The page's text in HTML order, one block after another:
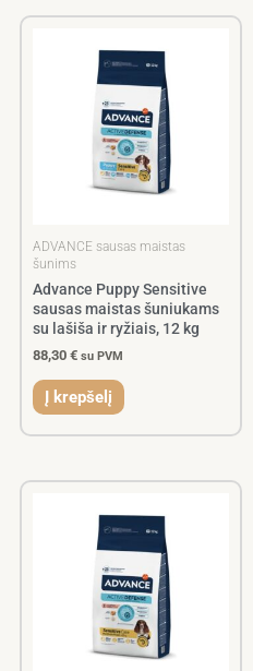
ADVANCE sausas maistas
šunims
Advance Puppy Sensitive
sausas maistas šuniukams
su lašiša ir ryžiais, 12 kg
88,30 € su PVM
Į krepšelį